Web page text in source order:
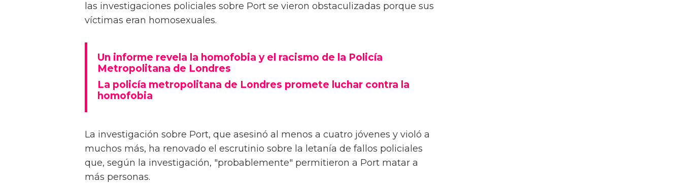
las investigaciones policiales sobre Port se vieron obstaculizadas porque sus
víctimas eran homosexuales.
Un informe revela la homofobia y el racismo de la Policía
Metropolitana de Londres
La policía metropolitana de Londres promete luchar contra la
homofobia
La investigación sobre Port, que asesinó al menos a cuatro jóvenes y violó a
muchos más, ha renovado el escrutinio sobre la letanía de fallos policiales
que, según la investigación, "probablemente" permitieron a Port matar a
más personas.